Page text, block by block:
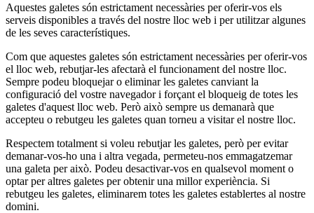
Aquestes galetes són estrictament necessàries per oferir-vos els
serveis disponibles a través del nostre lloc web i per utilitzar algunes
de les seves característiques.
Com que aquestes galetes són estrictament necessàries per oferir-vos
el lloc web, rebutjar-les afectarà el funcionament del nostre lloc.
Sempre podeu bloquejar o eliminar les galetes canviant la
configuració del vostre navegador i forçant el bloqueig de totes les
galetes d'aquest lloc web. Però això sempre us demanarà que
accepteu o rebutgeu les galetes quan torneu a visitar el nostre lloc.
Respectem totalment si voleu rebutjar les galetes, però per evitar
demanar-vos-ho una i altra vegada, permeteu-nos emmagatzemar
una galeta per això. Podeu desactivar-vos en qualsevol moment o
optar per altres galetes per obtenir una millor experiència. Si
rebutgeu les galetes, eliminarem totes les galetes establertes al nostre
domini.